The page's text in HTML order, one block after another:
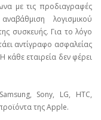
με τις προδιαγραφές
λογισμικού
συσκευής. Για το λόγο
αντίγραφο ασφαλείας
κάθε εταιρεία δεν φέρει
Sony, LG, HTC,
της Apple.